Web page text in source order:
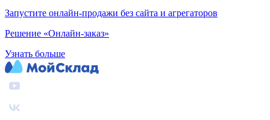
Запустите онлайн-продажи без сайта и агрегаторов
Решение «Онлайн-заказ»
Узнать больше